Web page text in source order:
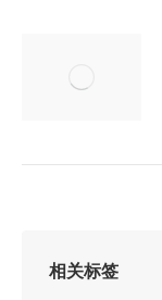
相关标签